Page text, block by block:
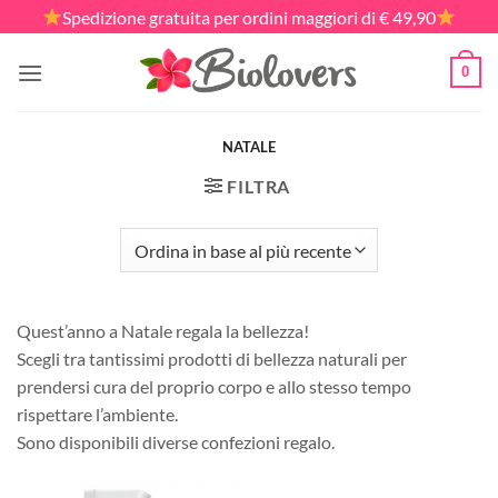
ai
contenuti
Spedizione gratuita per ordini maggiori di € 49,90
0
NATALE
FILTRA
Quest’anno a Natale regala la bellezza!
Scegli tra tantissimi prodotti di bellezza naturali per
prendersi cura del proprio corpo e allo stesso tempo
rispettare l’ambiente.
Sono disponibili diverse confezioni regalo.